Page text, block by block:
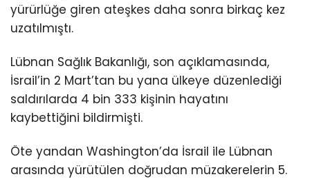
yürürlüğe giren ateşkes daha sonra birkaç kez
uzatılmıştı.
Lübnan Sağlık Bakanlığı, son açıklamasında,
İsrail’in 2 Mart’tan bu yana ülkeye düzenlediği
saldırılarda 4 bin 333 kişinin hayatını
kaybettiğini bildirmişti.
Öte yandan Washington’da İsrail ile Lübnan
arasında yürütülen doğrudan müzakerelerin 5.